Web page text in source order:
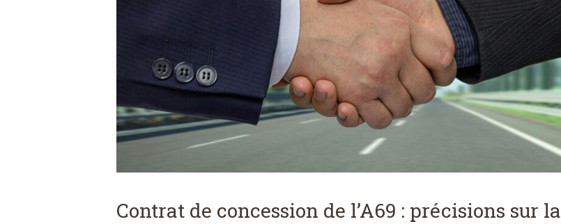
Contrat de concession de l’A69 : précisions sur la